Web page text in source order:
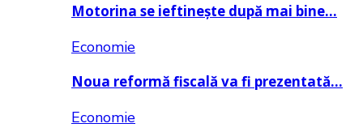
Motorina se ieftinește după mai bine…
Economie
Noua reformă fiscală va fi prezentată…
Economie